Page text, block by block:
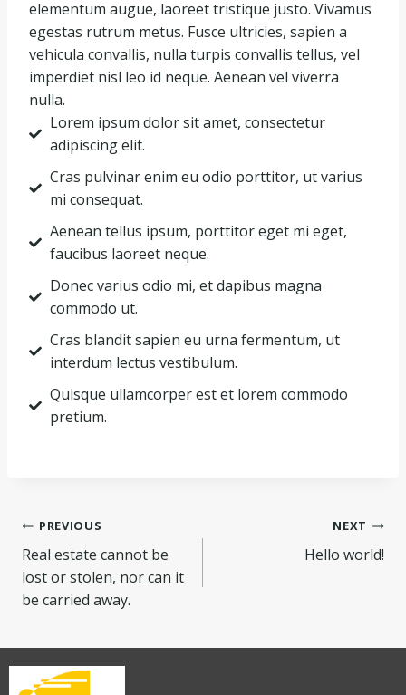
elementum augue, laoreet tristique justo. Vivamus
egestas rutrum metus. Fusce ultricies, sapien a
vehicula convallis, nulla turpis convallis tellus, vel
imperdiet nisl leo id neque. Aenean vel viverra
nulla.
Lorem ipsum dolor sit amet, consectetur
adipiscing elit.
Cras pulvinar enim eu odio porttitor, ut varius
mi consequat.
Aenean tellus ipsum, porttitor eget mi eget,
faucibus laoreet neque.
Donec varius odio mi, et dapibus magna
commodo ut.
Cras blandit sapien eu urna fermentum, ut
interdum lectus vestibulum.
Quisque ullamcorper est et lorem commodo
pretium.
PREVIOUS
Real estate cannot be
lost or stolen, nor can it
be carried away.
NEXT
Hello world!